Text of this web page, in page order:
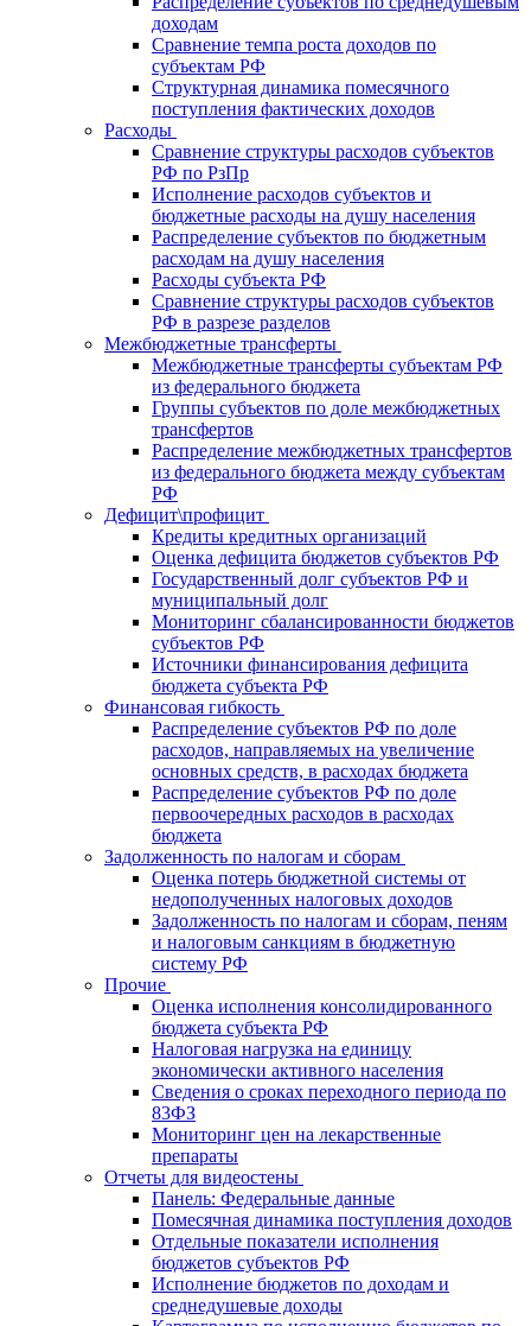
доходам
Сравнение темпа роста доходов по
субъектам РФ
Структурная динамика помесячного
поступления фактических доходов
Расходы
Сравнение структуры расходов субъектов
РФ по РзПр
Исполнение расходов субъектов и
бюджетные расходы на душу населения
Распределение субъектов по бюджетным
расходам на душу населения
Расходы субъекта РФ
Сравнение структуры расходов субъектов
РФ в разрезе разделов
Межбюджетные трансферты
Межбюджетные трансферты субъектам РФ
из федерального бюджета
Группы субъектов по доле межбюджетных
трансфертов
Распределение межбюджетных трансфертов
из федерального бюджета между субъектам
РФ
Дефицит\профицит
Кредиты кредитных организаций
Оценка дефицита бюджетов субъектов РФ
Государственный долг субъектов РФ и
муниципальный долг
Мониторинг сбалансированности бюджетов
субъектов РФ
Источники финансирования дефицита
бюджета субъекта РФ
Финансовая гибкость
Распределение субъектов РФ по доле
расходов, направляемых на увеличение
основных средств, в расходах бюджета
Распределение субъектов РФ по доле
первоочередных расходов в расходах
бюджета
Задолженность по налогам и сборам
Оценка потерь бюджетной системы от
недополученных налоговых доходов
Задолженность по налогам и сборам, пеням
и налоговым санкциям в бюджетную
систему РФ
Прочие
Оценка исполнения консолидированного
бюджета субъекта РФ
Налоговая нагрузка на единицу
экономически активного населения
Сведения о сроках переходного периода по
83ФЗ
Мониторинг цен на лекарственные
препараты
Отчеты для видеостены
Панель: Федеральные данные
Помесячная динамика поступления доходов
Отдельные показатели исполнения
бюджетов субъектов РФ
Исполнение бюджетов по доходам и
среднедушевые доходы